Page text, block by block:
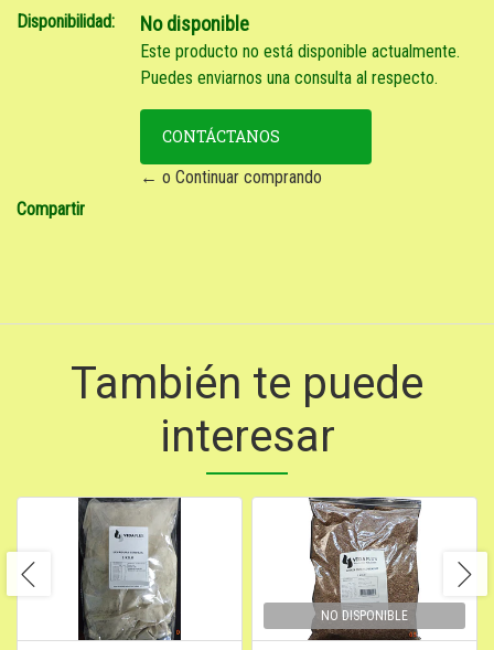
Disponibilidad: No disponible
Este producto no está disponible actualmente.
Puedes enviarnos una consulta al respecto.
CONTÁCTANOS
← o Continuar comprando
Compartir
También te puede
interesar
NO DISPONIBLE